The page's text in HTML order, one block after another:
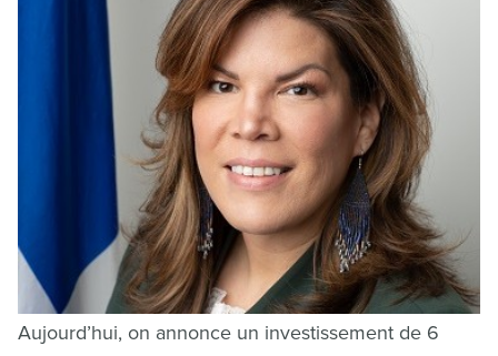
Aujourd’hui, on annonce un investissement de 6